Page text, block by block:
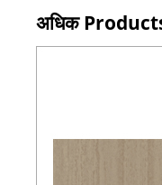
अधिक Products